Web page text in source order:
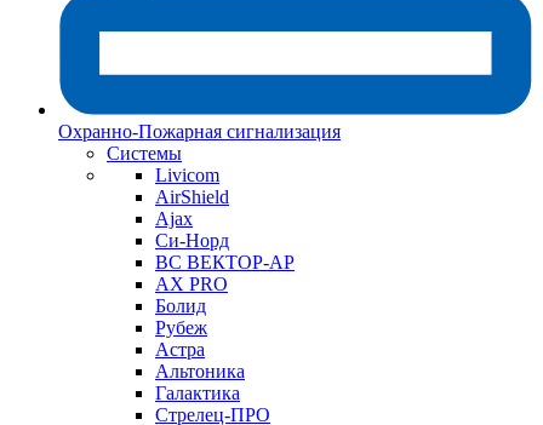
Охранно-Пожарная сигнализация
Системы
Livicom
AirShield
Ajax
Си-Норд
ВС ВЕКТОР-АР
AX PRO
Болид
Рубеж
Астра
Альтоника
Галактика
Стрелец-ПРО